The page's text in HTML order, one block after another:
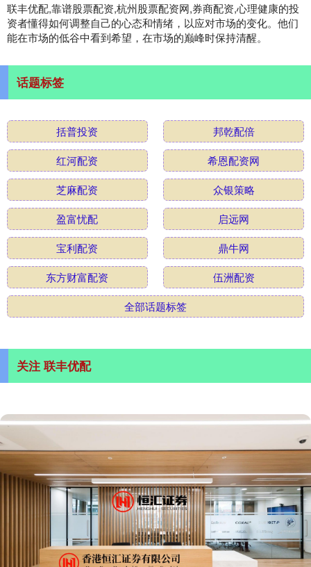
联丰优配,靠谱股票配资,杭州股票配资网,券商配资,心理健康的投
资者懂得如何调整自己的心态和情绪，以应对市场的变化。他们
能在市场的低谷中看到希望，在市场的巅峰时保持清醒。
话题标签
括普投资
邦乾配倍
红河配资
希恩配资网
芝麻配资
众银策略
盈富忧配
启远网
宝利配资
鼎牛网
东方财富配资
伍洲配资
全部话题标签
关注 联丰优配